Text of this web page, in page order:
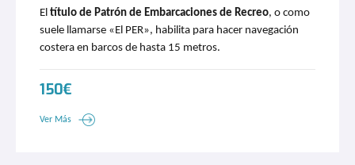
El título de Patrón de Embarcaciones de Recreo, o como
suele llamarse «El PER», habilita para hacer navegación
costera en barcos de hasta 15 metros.
150€
Ver Más